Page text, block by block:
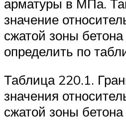
арматуры в МПа.
значение
сжатой зоны
определить по
Таблица 220.1.
значения
сжатой зоны бетона